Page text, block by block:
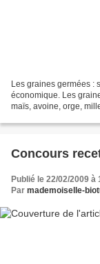
Les graines germées :
économique. Les
maïs, avoine, orge,
Concours
Publié le 22/02/2009 à
Par mademoiselle-